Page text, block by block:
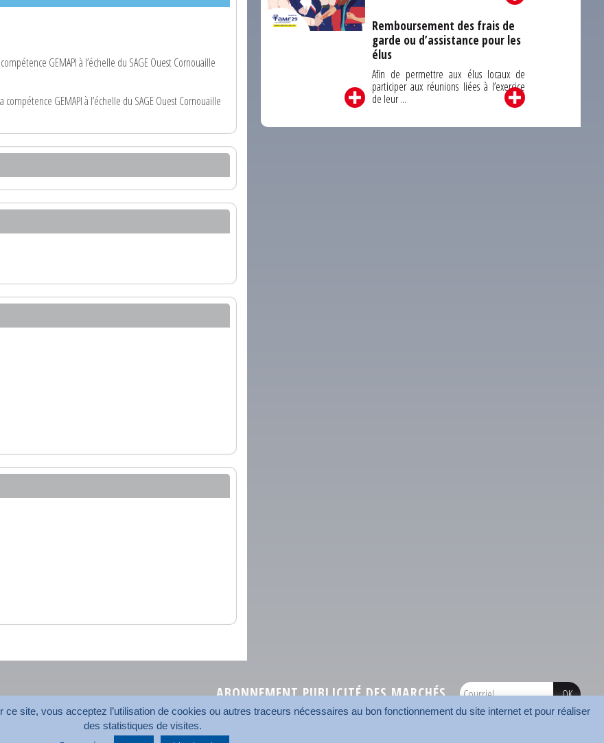
GEMAPI à l’échelle du SAGE Ouest Cornouaille
compétence GEMAPI à l’échelle du SAGE Ouest Cornouaille
Remboursement des frais de
garde ou d’assistance pour les
élus
Afin de permettre aux élus locaux de
participer aux réunions liées à l’exercice
de leur ...
ABONNEMENT PUBLICITÉ DES MARCHÉS
Plan du site
site, vous acceptez l’utilisation de cookies ou autres traceurs nécessaires au bon fonctionnement du site internet et pour réaliser
des statistiques de visites.